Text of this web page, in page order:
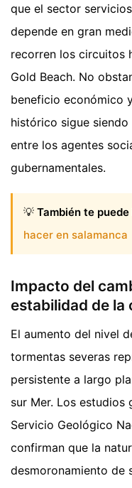
que el sector
depende en gran
recorren los circuitos
Gold Beach. No
beneficio económico
histórico sigue
entre los agentes
gubernamentales.
💡 También te
hacer en salamanca
Impacto del
estabilidad de la
El aumento del nivel
tormentas severas
persistente a largo
sur Mer. Los
Servicio Geológico
confirman que la
desmoronamiento de